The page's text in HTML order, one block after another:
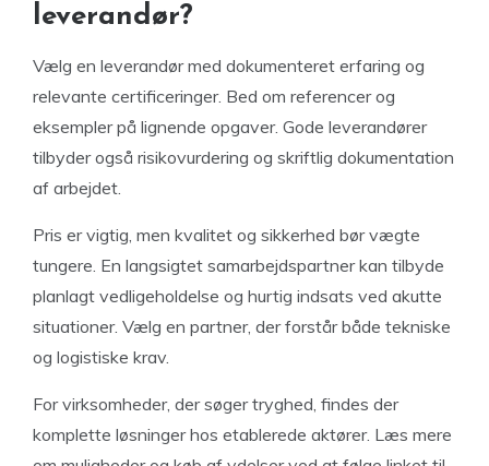
leverandør?
Vælg en leverandør med dokumenteret erfaring og
relevante certificeringer. Bed om referencer og
eksempler på lignende opgaver. Gode leverandører
tilbyder også risikovurdering og skriftlig dokumentation
af arbejdet.
Pris er vigtig, men kvalitet og sikkerhed bør vægte
tungere. En langsigtet samarbejdspartner kan tilbyde
planlagt vedligeholdelse og hurtig indsats ved akutte
situationer. Vælg en partner, der forstår både tekniske
og logistiske krav.
For virksomheder, der søger tryghed, findes der
komplette løsninger hos etablerede aktører. Læs mere